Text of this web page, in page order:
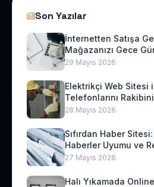
Son Yazılar
İnternetten Satışa
Mağazanızı Gece
29 Mayıs 2026
Elektrikçi Web Sitesi
Telefonlarını
28 Mayıs 2026
Sıfırdan Haber
Haberler Uyumu ve
27 Mayıs 2026
Halı Yıkamada